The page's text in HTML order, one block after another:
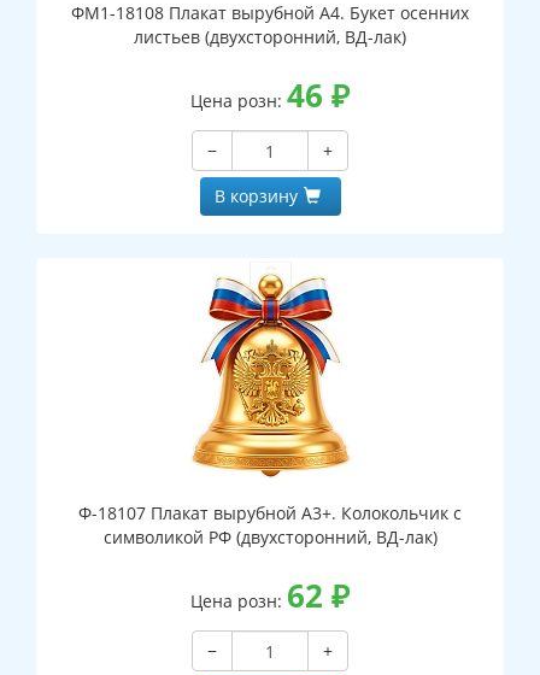
ФМ1-18108 Плакат вырубной А4. Букет осенних
листьев (двухсторонний, ВД-лак)
Цена розн: 46 ₽
−
+
В корзину
Ф-18107 Плакат вырубной А3+. Колокольчик с
символикой РФ (двухсторонний, ВД-лак)
Цена розн: 62 ₽
−
+